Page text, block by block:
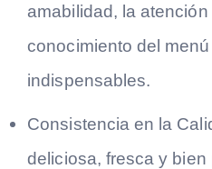
amabilidad, la
conocimiento del
indispensables.
Consistencia en la
deliciosa, fresca y